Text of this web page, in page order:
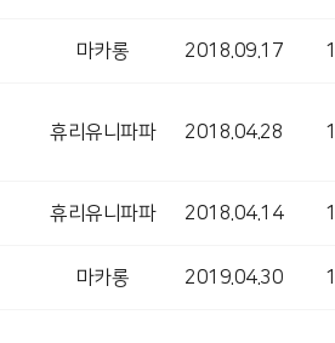
마카롱 2018.09.17
휴리유니파파 2018.04.28
휴리유니파파 2018.04.14
마카롱 2019.04.30